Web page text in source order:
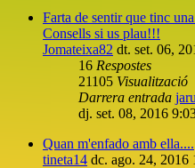
Farta de sentir que tinc
Consells si us plau!!!
Jomateixa82 dt. set. 06,
16 Respostes
21105 Visualització
Darrera entrada
dj. set. 08, 2016
Quan m'enfado amb ella....
tineta14 dc. ago. 24, 2016